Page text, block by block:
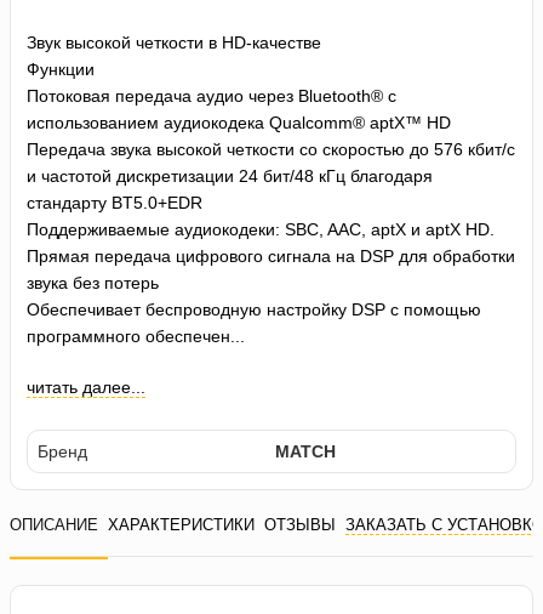
Звук высокой четкости в HD-качестве
Функции
Потоковая передача аудио через Bluetooth® с
использованием аудиокодека Qualcomm® aptX™ HD
Передача звука высокой четкости со скоростью до 576 кбит/с
и частотой дискретизации 24 бит/48 кГц благодаря
стандарту BT5.0+EDR
Поддерживаемые аудиокодеки: SBC, AAC, aptX и aptX HD.
Прямая передача цифрового сигнала на DSP для обработки
звука без потерь
Обеспечивает беспроводную настройку DSP с помощью
программного обеспечен...
читать далее...
Бренд MATCH
ОПИСАНИЕ ХАРАКТЕРИСТИКИ ОТЗЫВЫ ЗАКАЗАТЬ С